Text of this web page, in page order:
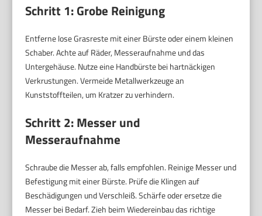
Schritt 1: Grobe Reinigung
Entferne lose Grasreste mit einer Bürste oder einem kleinen
Schaber. Achte auf Räder, Messeraufnahme und das
Untergehäuse. Nutze eine Handbürste bei hartnäckigen
Verkrustungen. Vermeide Metallwerkzeuge an
Kunststoffteilen, um Kratzer zu verhindern.
Schritt 2: Messer und
Messeraufnahme
Schraube die Messer ab, falls empfohlen. Reinige Messer und
Befestigung mit einer Bürste. Prüfe die Klingen auf
Beschädigungen und Verschleiß. Schärfe oder ersetze die
Messer bei Bedarf. Zieh beim Wiedereinbau das richtige